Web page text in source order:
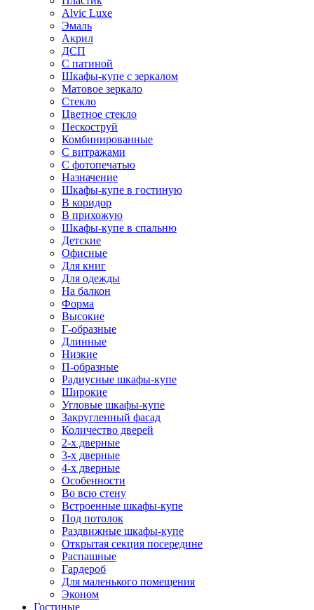
Alvic Luxe
Эмаль
Акрил
ДСП
С патиной
Шкафы-купе с зеркалом
Матовое зеркало
Стекло
Цветное стекло
Пескоструй
Комбинированные
С витражами
С фотопечатью
Назначение
Шкафы-купе в гостиную
В коридор
В прихожую
Шкафы-купе в спальню
Детские
Офисные
Для книг
Для одежды
На балкон
Форма
Высокие
Г-образные
Длинные
Низкие
П-образные
Радиусные шкафы-купе
Широкие
Угловые шкафы-купе
Закругленный фасад
Количество дверей
2-х дверные
3-х дверные
4-х дверные
Особенности
Во всю стену
Встроенные шкафы-купе
Под потолок
Раздвижные шкафы-купе
Открытая секция посередине
Распашные
Гардероб
Для маленького помещения
Эконом
Гостиные